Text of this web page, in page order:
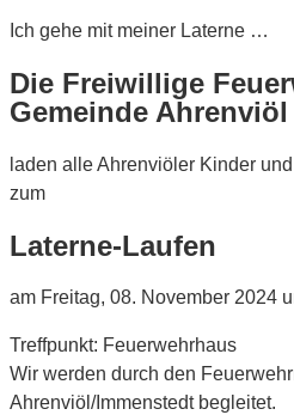
Ich gehe mit meiner Laterne …
Die Freiwillige
Gemeinde Ahrenviöl
laden alle Ahrenviöler Kinder
zum
Laterne-Laufen
am Freitag, 08. November 2024
Treffpunkt: Feuerwehrhaus
Wir werden durch den
Ahrenviöl/Immenstedt begleitet.